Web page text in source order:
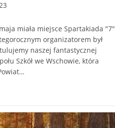
miała miejsce Spartakiada "7"
organizatorem był
naszej fantastycznej
Szkół we Wschowie, która